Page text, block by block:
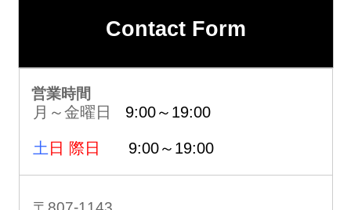
Contact Form
営業時間
月～金曜日 9:00～19:00
土 日 際日 9:00～19:00